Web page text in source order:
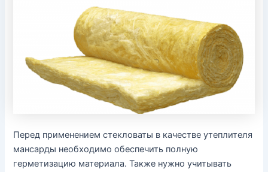
Перед применением стекловаты в качестве утеплителя
мансарды необходимо обеспечить полную
герметизацию материала. Также нужно учитывать